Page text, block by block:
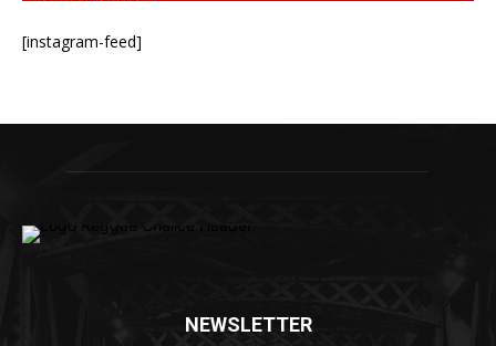
[instagram-feed]
NEWSLETTER